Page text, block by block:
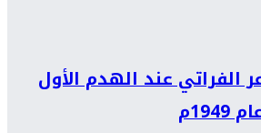
الفراتي عند الهدم الأول